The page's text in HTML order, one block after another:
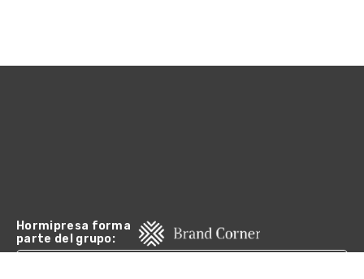
Hormipresa forma
parte del grupo: